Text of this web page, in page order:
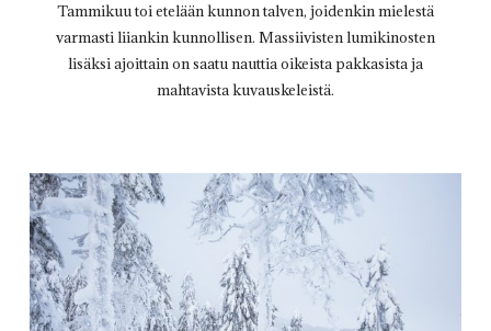
Tammikuu toi etelään kunnon talven, joidenkin mielestä
varmasti liiankin kunnollisen. Massiivisten lumikinosten
lisäksi ajoittain on saatu nauttia oikeista pakkasista ja
mahtavista kuvauskeleistä.